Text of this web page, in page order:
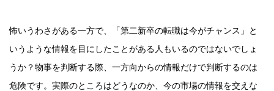
怖いうわさがある一方で、「第二新卒の転職は今がチャンス」と
いうような情報を目にしたことがある人もいるのではないでしょ
うか？物事を判断する際、一方向からの情報だけで判断するのは
危険です。実際のところはどうなのか、今の市場の情報を交えな